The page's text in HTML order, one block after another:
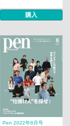
購入
Pen 2022年8月号